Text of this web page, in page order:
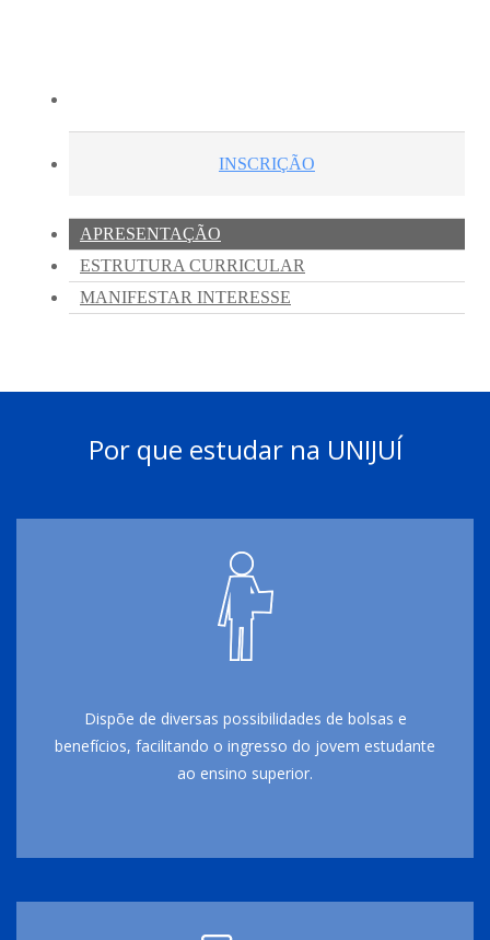
Por que estudar na UNIJUÍ
Dispõe de diversas possibilidades de bolsas e
benefícios, facilitando o ingresso do jovem estudante
ao ensino superior.